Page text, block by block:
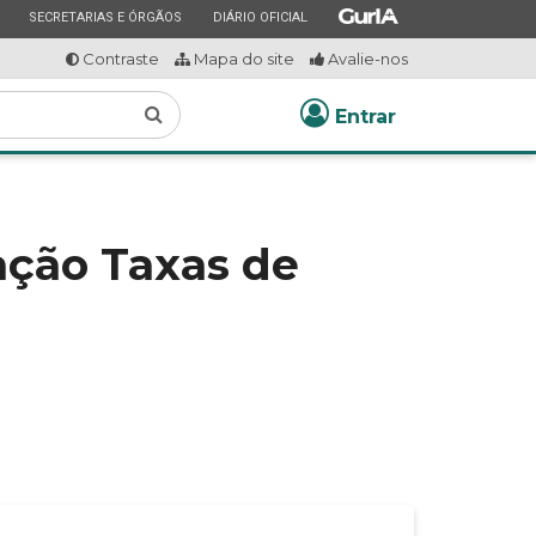
ESTADO
SECRETARIAS E ÓRGÃOS ESTADO
DIÁRIO OFICIAL ESTADO
Contraste Mapa do site Avalie-nos
Buscar Entrar
Taxas de